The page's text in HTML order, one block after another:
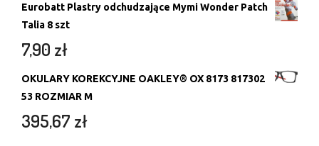
Eurobatt Plastry odchudzające Mymi Wonder Patch
Talia 8 szt
7,90 zł
OKULARY KOREKCYJNE OAKLEY® OX 8173 817302
53 ROZMIAR M
395,67 zł